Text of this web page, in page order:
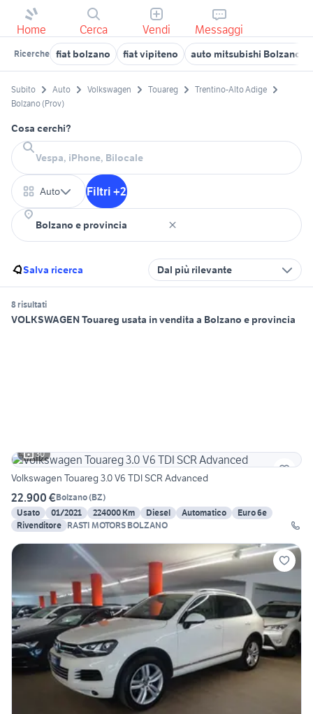
Home Cerca Vendi Messaggi
Ricerche fiat bolzano fiat vipiteno auto mitsubishi Bolzano
Subito Auto Volkswagen Touareg
Trentino-Alto Adige
Bolzano (Prov)
Cosa cerchi?
Auto Filtri +2
Salva ricerca Dal più rilevante
8 risultati
VOLKSWAGEN Touareg usata in vendita a Bolzano e provincia
30
Volkswagen Touareg 3.0 V6 TDI SCR Advanced
22.900 €Bolzano(BZ)
Usato
01/2021 224000 Km Diesel Automatico
Euro 6e
Rivenditore RASTI MOTORS BOLZANO